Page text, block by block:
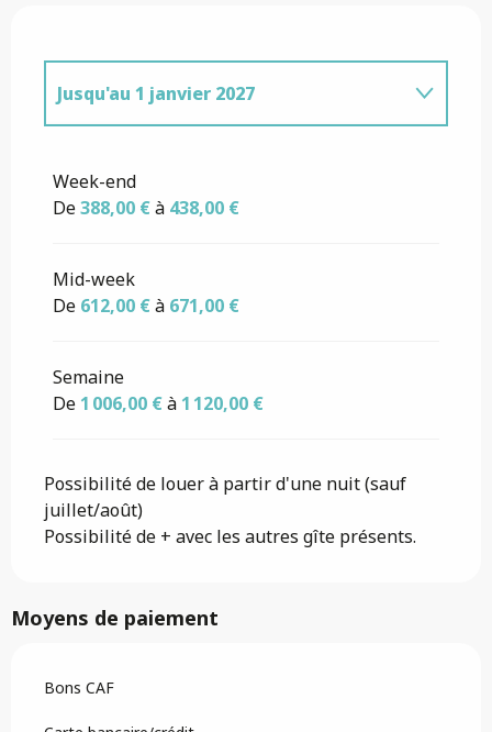
Jusqu'au 1 janvier 2027
Week-end
De388,00 €à 438,00 €
Mid-week
De 612,00 €à 671,00 €
Semaine
De 1 006,00 €à 1 120,00 €
Possibilité de louer à partir d'une nuit (sauf
juillet/août)
Possibilité de + avec les autres gîte présents.
Moyens de paiement
Bons CAF